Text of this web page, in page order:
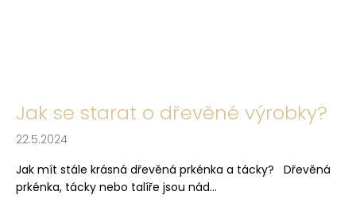
Jak se starat o dřevěné výrobky?
22.5.2024
Jak mít stále krásná dřevěná prkénka a tácky? Dřevěná
prkénka, tácky nebo talíře jsou nád...